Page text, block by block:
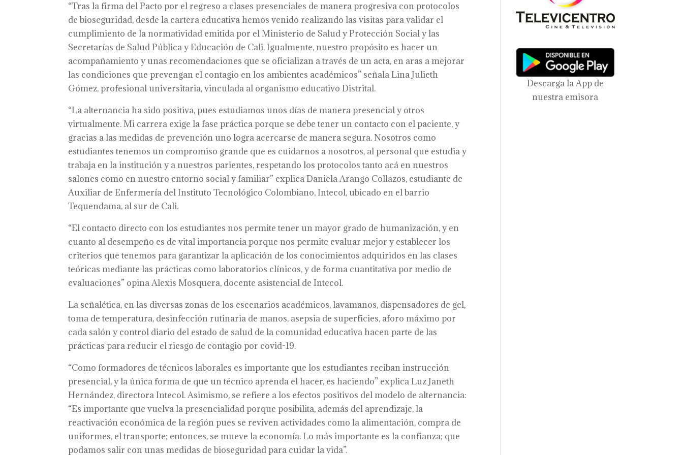
“Tras la firma del Pacto por el regreso a clases presenciales de manera progresiva con protocolos
de bioseguridad, desde la cartera educativa hemos venido realizando las visitas para validar el
cumplimiento de la normatividad emitida por el Ministerio de Salud y Protección Social y las
Secretarías de Salud Pública y Educación de Cali. Igualmente, nuestro propósito es hacer un
acompañamiento y unas recomendaciones que se oficializan a través de un acta, en aras a mejorar
las condiciones que prevengan el contagio en los ambientes académicos” señala Lina Julieth
Gómez, profesional universitaria, vinculada al organismo educativo Distrital.
“La alternancia ha sido positiva, pues estudiamos unos días de manera presencial y otros
virtualmente. Mi carrera exige la fase práctica porque se debe tener un contacto con el paciente, y
gracias a las medidas de prevención uno logra acercarse de manera segura. Nosotros como
estudiantes tenemos un compromiso grande que es cuidarnos a nosotros, al personal que estudia y
trabaja en la institución y a nuestros parientes, respetando los protocolos tanto acá en nuestros
salones como en nuestro entorno social y familiar” explica Daniela Arango Collazos, estudiante de
Auxiliar de Enfermería del Instituto Tecnológico Colombiano, Intecol, ubicado en el barrio
Tequendama, al sur de Cali.
“El contacto directo con los estudiantes nos permite tener un mayor grado de humanización, y en
cuanto al desempeño es de vital importancia porque nos permite evaluar mejor y establecer los
criterios que tenemos para garantizar la aplicación de los conocimientos adquiridos en las clases
teóricas mediante las prácticas como laboratorios clínicos, y de forma cuantitativa por medio de
evaluaciones” opina Alexis Mosquera, docente asistencial de Intecol.
La señalética, en las diversas zonas de los escenarios académicos, lavamanos, dispensadores de gel,
toma de temperatura, desinfección rutinaria de manos, asepsia de superficies, aforo máximo por
cada salón y control diario del estado de salud de la comunidad educativa hacen parte de las
prácticas para reducir el riesgo de contagio por covid-19.
“Como formadores de técnicos laborales es importante que los estudiantes reciban instrucción
presencial, y la única forma de que un técnico aprenda el hacer, es haciendo” explica Luz Janeth
Hernández, directora Intecol. Asimismo, se refiere a los efectos positivos del modelo de alternancia:
“Es importante que vuelva la presencialidad porque posibilita, además del aprendizaje, la
reactivación económica de la región pues se reviven actividades como la alimentación, compra de
uniformes, el transporte; entonces, se mueve la economía. Lo más importante es la confianza; que
podamos salir con unas medidas de bioseguridad para cuidar la vida”.
Descarga la App de
nuestra emisora